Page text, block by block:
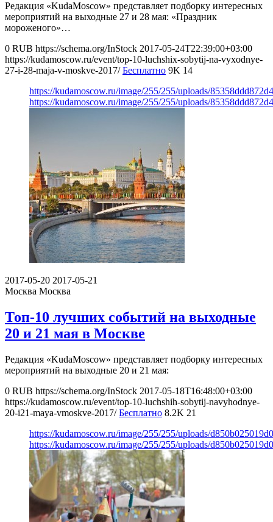
Редакция «KudaMoscow» представляет подборку интересных
мероприятий на выходные 27 и 28 мая: «Праздник
мороженого»…
0 RUB https://schema.org/InStock 2017-05-24T22:39:00+03:00
https://kudamoscow.ru/event/top-10-luchshix-sobytij-na-vyxodnye-
27-i-28-maja-v-moskve-2017/ Бесплатно 9K 14
https://kudamoscow.ru/image/255/255/uploads/
https://kudamoscow.ru/image/255/255/uploads/
2017-05-20 2017-05-21
Москва Москва
Топ-10 лучших событий на выходные
20 и 21 мая в Москве
Редакция «KudaMoscow» представляет подборку интересных
мероприятий на выходные 20 и 21 мая:
0 RUB https://schema.org/InStock 2017-05-18T16:48:00+03:00
https://kudamoscow.ru/event/top-10-luchshih-sobytij-navyhodnye-
20-i21-maya-vmoskve-2017/ Бесплатно 8.2K 21
https://kudamoscow.ru/image/255/255/uploads/
https://kudamoscow.ru/image/255/255/uploads/